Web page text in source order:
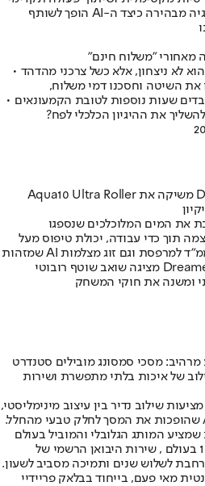
עם גוגל תמונות, ענקית הטכנולוגיה מבהירה כיצד ה-AI הופך לשותף
מאחורי "משלוח חינם"
לא ניצחון, אלא כשל צרכני מהדהד •
את השיטה וחסכנו דמי משלוח,
שעות נוספות לטובת הקמעונאים •
את ההיגיון הכלכלי לפח?
אי אפשר שלא להתאהב: Dreame משיקה את Aqua10 Ultra Roller
את המים המלוכלכים שנספגו
תוך כדי עבודה, יכולת טיפוס מעל
מכשולים המאפשרת מעבר בין ממ"ד למרפסת וגם זוג מצלמות AI שמזהות
עד 240 עצמים בחושך מוחלט • Dreame מציגה שואב שוטף רובוטי
ומשנה את חוקי המשחק
מסכי סמסונג מובילים סטנדרט
של איכות בלתי מתפשרת ושירות
שילוב נדיר בין עיצוב מינימליסטי,
איכות תמונה מדויקת ויכולות AI שהופכות את המסך לחלק טבעי מהחלל.
המותג הגלובלי והמוביל בעולם
מזה 19 שנה כיצרן הטלווזיה מס' 1 בעולם , שירות היבואן הרשמי של
לשלוש שנים ותמיכה מסביב לשעון.
מאי פעם, בייחוד בבלאק פריידיי